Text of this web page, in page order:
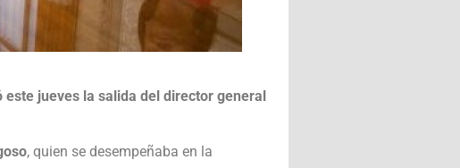
este jueves la salida del director general
, quien se desempeñaba en la